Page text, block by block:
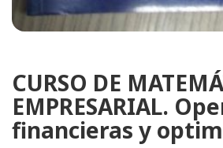
CURSO DE
EMPRESARIAL.
financieras y